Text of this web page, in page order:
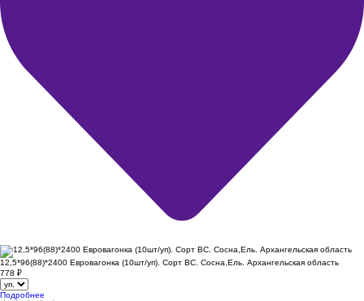
12,5*96(88)*2400 Евровагонка (10шт/уп). Сорт ВС. Сосна,Ель. Архангельская область
778 ₽
Подробнее